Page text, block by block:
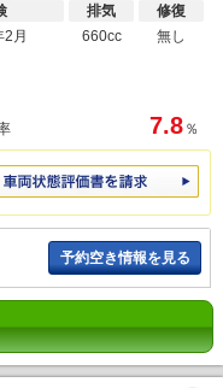
月
排気
660cc
修復
無し
7.8 ％
予約空き情報を見る